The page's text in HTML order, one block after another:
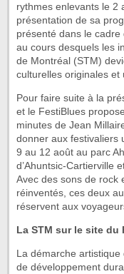
rythmes enlevants le 2
présentation de sa
présenté dans le cadre
au cours desquels les
de Montréal (STM)
culturelles originales et
Pour faire suite à la
et le FestiBlues
minutes de Jean
donner aux festivaliers
9 au 12 août au parc
d’Ahuntsic-Cartierville
Avec des sons de rock
réinventés, ces deux
réservent aux
La STM sur le site du
La démarche artistique
de développement